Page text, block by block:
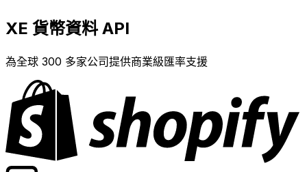
XE 貨幣資料 API
為全球 300 多家公司提供商業級匯率支援